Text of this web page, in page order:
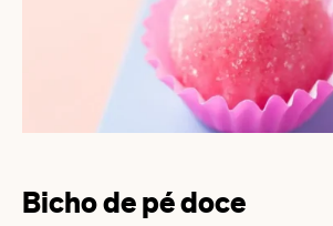
Bicho de pé doce